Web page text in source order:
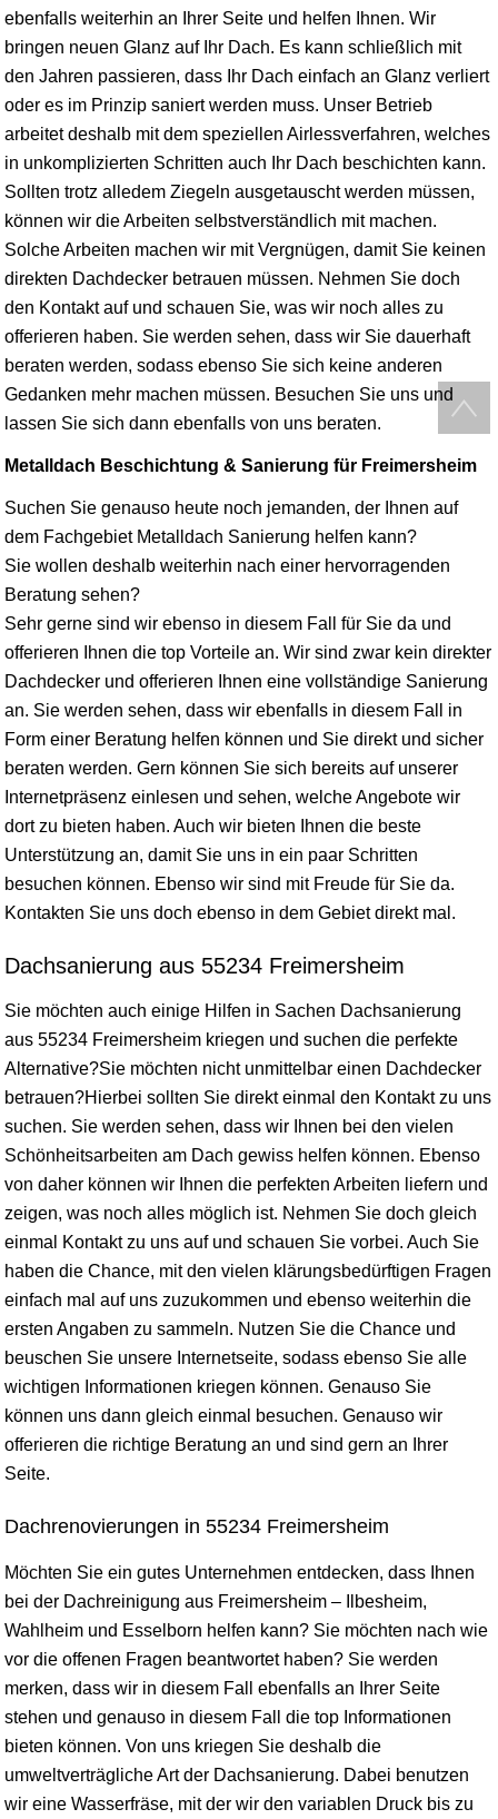
ebenfalls weiterhin an Ihrer Seite und helfen Ihnen. Wir
bringen neuen Glanz auf Ihr Dach. Es kann schließlich mit
den Jahren passieren, dass Ihr Dach einfach an Glanz verliert
oder es im Prinzip saniert werden muss. Unser Betrieb
arbeitet deshalb mit dem speziellen Airlessverfahren, welches
in unkomplizierten Schritten auch Ihr Dach beschichten kann.
Sollten trotz alledem Ziegeln ausgetauscht werden müssen,
können wir die Arbeiten selbstverständlich mit machen.
Solche Arbeiten machen wir mit Vergnügen, damit Sie keinen
direkten Dachdecker betrauen müssen. Nehmen Sie doch
den Kontakt auf und schauen Sie, was wir noch alles zu
offerieren haben. Sie werden sehen, dass wir Sie dauerhaft
beraten werden, sodass ebenso Sie sich keine anderen
Gedanken mehr machen müssen. Besuchen Sie uns und
lassen Sie sich dann ebenfalls von uns beraten.
Metalldach Beschichtung & Sanierung für Freimersheim
Suchen Sie genauso heute noch jemanden, der Ihnen auf
dem Fachgebiet Metalldach Sanierung helfen kann?
Sie wollen deshalb weiterhin nach einer hervorragenden
Beratung sehen?
Sehr gerne sind wir ebenso in diesem Fall für Sie da und
offerieren Ihnen die top Vorteile an. Wir sind zwar kein direkter
Dachdecker und offerieren Ihnen eine vollständige Sanierung
an. Sie werden sehen, dass wir ebenfalls in diesem Fall in
Form einer Beratung helfen können und Sie direkt und sicher
beraten werden. Gern können Sie sich bereits auf unserer
Internetpräsenz einlesen und sehen, welche Angebote wir
dort zu bieten haben. Auch wir bieten Ihnen die beste
Unterstützung an, damit Sie uns in ein paar Schritten
besuchen können. Ebenso wir sind mit Freude für Sie da.
Kontakten Sie uns doch ebenso in dem Gebiet direkt mal.
Dachsanierung aus 55234 Freimersheim
Sie möchten auch einige Hilfen in Sachen Dachsanierung
aus 55234 Freimersheim kriegen und suchen die perfekte
Alternative?Sie möchten nicht unmittelbar einen Dachdecker
betrauen?Hierbei sollten Sie direkt einmal den Kontakt zu uns
suchen. Sie werden sehen, dass wir Ihnen bei den vielen
Schönheitsarbeiten am Dach gewiss helfen können. Ebenso
von daher können wir Ihnen die perfekten Arbeiten liefern und
zeigen, was noch alles möglich ist. Nehmen Sie doch gleich
einmal Kontakt zu uns auf und schauen Sie vorbei. Auch Sie
haben die Chance, mit den vielen klärungsbedürftigen Fragen
einfach mal auf uns zuzukommen und ebenso weiterhin die
ersten Angaben zu sammeln. Nutzen Sie die Chance und
beuschen Sie unsere Internetseite, sodass ebenso Sie alle
wichtigen Informationen kriegen können. Genauso Sie
können uns dann gleich einmal besuchen. Genauso wir
offerieren die richtige Beratung an und sind gern an Ihrer
Seite.
Dachrenovierungen in 55234 Freimersheim
Möchten Sie ein gutes Unternehmen entdecken, dass Ihnen
bei der Dachreinigung aus Freimersheim – Ilbesheim,
Wahlheim und Esselborn helfen kann? Sie möchten nach wie
vor die offenen Fragen beantwortet haben? Sie werden
merken, dass wir in diesem Fall ebenfalls an Ihrer Seite
stehen und genauso in diesem Fall die top Informationen
bieten können. Von uns kriegen Sie deshalb die
umweltverträgliche Art der Dachsanierung. Dabei benutzen
wir eine Wasserfräse, mit der wir den variablen Druck bis zu